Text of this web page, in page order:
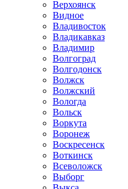
Верхоянск
Видное
Владивосток
Владикавказ
Владимир
Волгоград
Волгодонск
Волжск
Волжский
Вологда
Вольск
Воркута
Воронеж
Воскресенск
Воткинск
Всеволожск
Выборг